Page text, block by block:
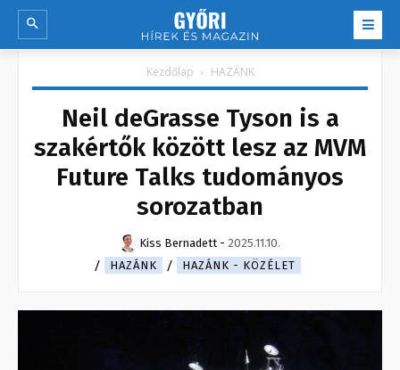
Kezdőlap HAZÁNK
Neil deGrasse Tyson is a
szakértők között lesz az MVM
Future Talks tudományos
sorozatban
Kiss Bernadett - 2025.11.10.
HAZÁNK
HAZÁNK - KÖZÉLET